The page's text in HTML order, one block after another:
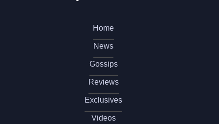
Home
News
Gossips
Reviews
Exclusives
Videos